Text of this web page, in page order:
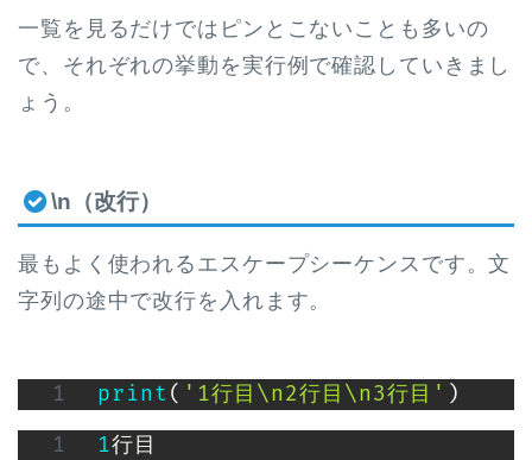
一覧を見るだけではピンとこないことも多いの
で、それぞれの挙動を実行例で確認していきまし
ょう。
\n（改行）
最もよく使われるエスケープシーケンスです。文
字列の途中で改行を入れます。
print ( '1行目\n2行目\n3行目' )
1